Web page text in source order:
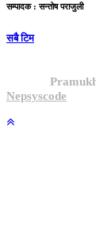
सम्पादक : सन्तोष पराजुली
सबै टिम
Nepsyscode